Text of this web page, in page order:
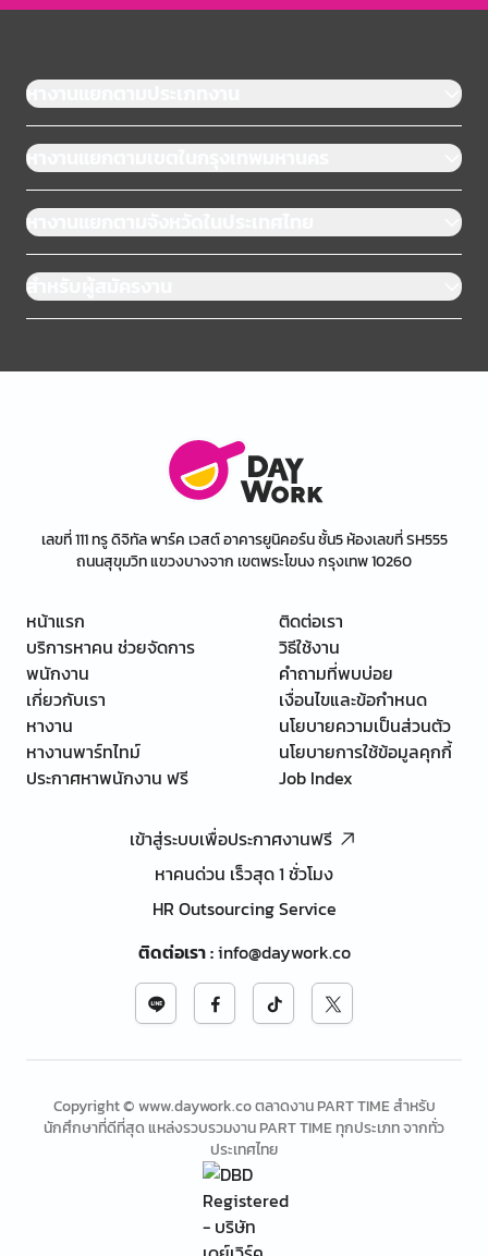
หางานแยกตามประเภทงาน
หางานแยกตามเขตในกรุงเทพมหานคร
หางานแยกตามจังหวัดในประเทศไทย
สำหรับผู้สมัครงาน
เลขที่ 111 ทรู ดิจิทัล พาร์ค เวสต์ อาคารยูนิคอร์น ชั้น5 ห้องเลขที่ SH555
ถนนสุขุมวิท แขวงบางจาก เขตพระโขนง กรุงเทพ 10260
หน้าแรก
บริการหาคน ช่วยจัดการ
พนักงาน
เกี่ยวกับเรา
หางาน
หางานพาร์ทไทม์
ประกาศหาพนักงาน ฟรี
ติดต่อเรา
วิธีใช้งาน
คำถามที่พบบ่อย
เงื่อนไขและข้อกำหนด
นโยบายความเป็นส่วนตัว
นโยบายการใช้ข้อมูลคุกกี้
Job Index
เข้าสู่ระบบเพื่อประกาศงานฟรี
หาคนด่วน เร็วสุด 1 ชั่วโมง
HR Outsourcing Service
ติดต่อเรา:info@daywork.co
Copyright © www.daywork.co ตลาดงาน PART TIME สำหรับ
นักศึกษาที่ดีที่สุด แหล่งรวบรวมงาน PART TIME ทุกประเภท จากทั่ว
ประเทศไทย